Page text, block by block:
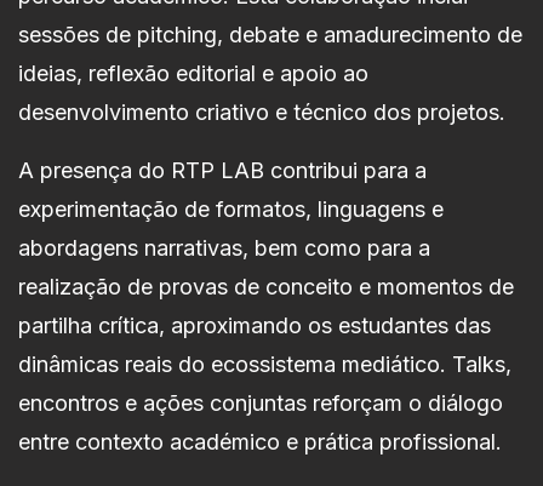
sessões de pitching, debate e amadurecimento de
ideias, reflexão editorial e apoio ao
desenvolvimento criativo e técnico dos projetos.
A presença do RTP LAB contribui para a
experimentação de formatos, linguagens e
abordagens narrativas, bem como para a
realização de provas de conceito e momentos de
partilha crítica, aproximando os estudantes das
dinâmicas reais do ecossistema mediático. Talks,
encontros e ações conjuntas reforçam o diálogo
entre contexto académico e prática profissional.